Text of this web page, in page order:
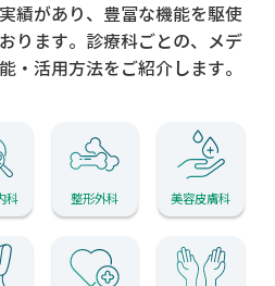
績があり、 豊富な機能を駆使
ります。 診療科ごとの、メデ
・活用方法をご紹介します。
科 整形外科 美容皮膚科